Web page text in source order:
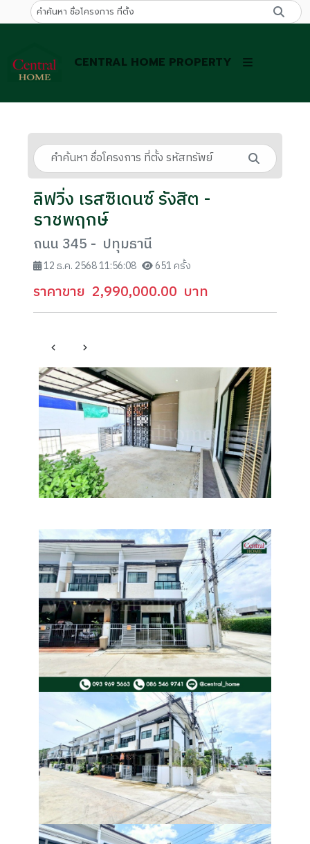
CENTRAL HOME PROPERTY
ลิฟวิ่ง เรสซิเดนซ์ รังสิต -
ราชพฤกษ์
ถนน 345 - ปทุมธานี
12 ธ.ค. 2568 11:56:08 651 ครั้ง
ราคาขาย 2,990,000.00 บาท